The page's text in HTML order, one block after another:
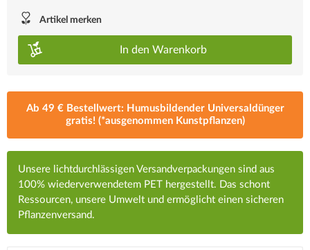
Artikel merken
In den Warenkorb
Ab 49 € Bestellwert: Humusbildender Universaldünger
gratis! (*ausgenommen Kunstpflanzen)
Unsere lichtdurchlässigen Versandverpackungen sind aus
100% wiederverwendetem PET hergestellt. Das schont
Ressourcen, unsere Umwelt und ermöglicht einen sicheren
Pflanzenversand.